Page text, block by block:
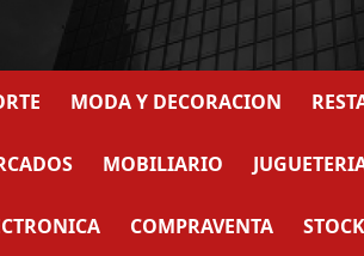
MODA Y DECORACION
MOBILIARIO
COMPRAVENTA